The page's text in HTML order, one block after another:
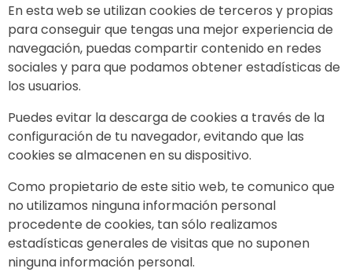
En esta web se utilizan cookies de terceros y propias
para conseguir que tengas una mejor experiencia de
navegación, puedas compartir contenido en redes
sociales y para que podamos obtener estadísticas de
los usuarios.
Puedes evitar la descarga de cookies a través de la
configuración de tu navegador, evitando que las
cookies se almacenen en su dispositivo.
Como propietario de este sitio web, te comunico que
no utilizamos ninguna información personal
procedente de cookies, tan sólo realizamos
estadísticas generales de visitas que no suponen
ninguna información personal.